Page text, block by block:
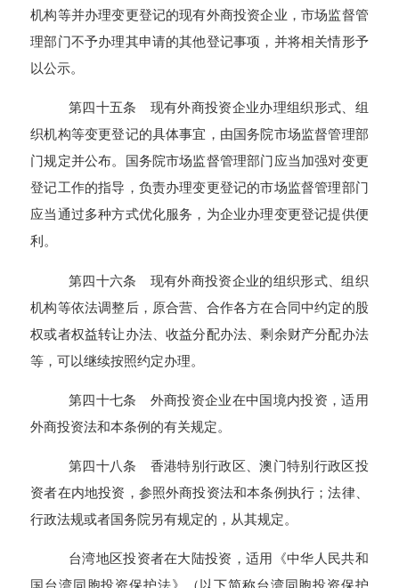
机构等并办理变更登记的现有外商投资企业，市场监督管
理部门不予办理其申请的其他登记事项，并将相关情形予
以公示。
第四十五条 现有外商投资企业办理组织形式、组
织机构等变更登记的具体事宜，由国务院市场监督管理部
门规定并公布。国务院市场监督管理部门应当加强对变更
登记工作的指导，负责办理变更登记的市场监督管理部门
应当通过多种方式优化服务，为企业办理变更登记提供便
利。
第四十六条 现有外商投资企业的组织形式、组织
机构等依法调整后，原合营、合作各方在合同中约定的股
权或者权益转让办法、收益分配办法、剩余财产分配办法
等，可以继续按照约定办理。
第四十七条 外商投资企业在中国境内投资，适用
外商投资法和本条例的有关规定。
第四十八条 香港特别行政区、澳门特别行政区投
资者在内地投资，参照外商投资法和本条例执行；法律、
行政法规或者国务院另有规定的，从其规定。
台湾地区投资者在大陆投资，适用《中华人民共和